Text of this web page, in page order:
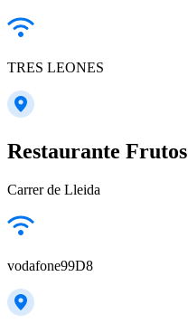
TRES LEONES
Restaurante Frutos
Carrer de Lleida
vodafone99D8